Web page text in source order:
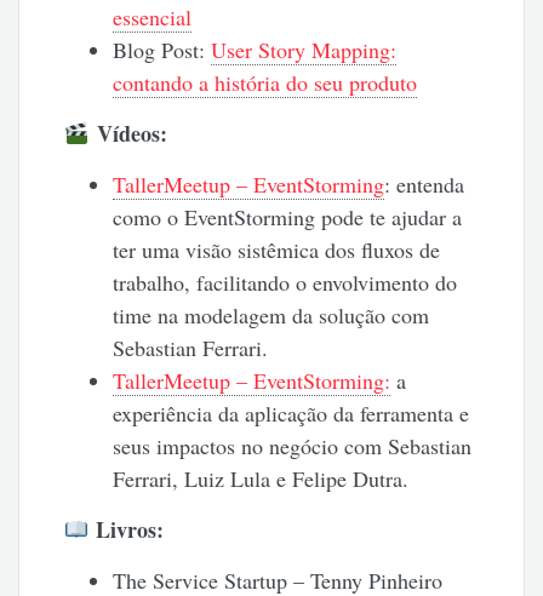
essencial
Blog Post:User Story Mapping:
contando a história do seu produto
Vídeos:
TallerMeetup – EventStorming: entenda
como o EventStorming pode te ajudar a
ter uma visão sistêmica dos fluxos de
trabalho, facilitando o envolvimento do
time na modelagem da solução com
Sebastian Ferrari.
TallerMeetup – EventStorming: a
experiência da aplicação da ferramenta e
seus impactos no negócio com Sebastian
Ferrari, Luiz Lula e Felipe Dutra.
Livros:
The Service Startup – Tenny Pinheiro